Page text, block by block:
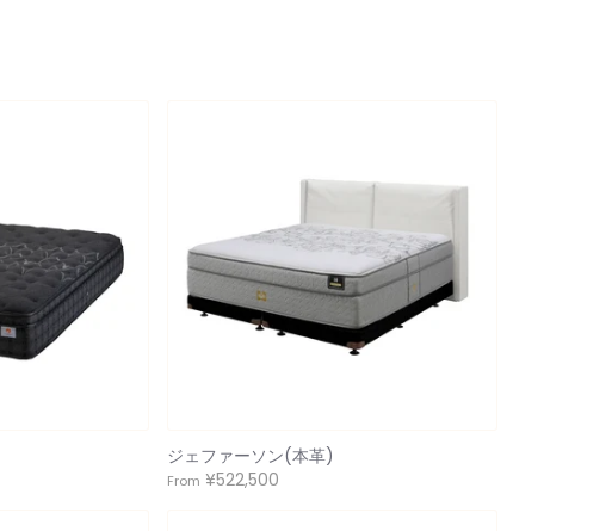
ジェファーソン(本革)
From ¥522,500